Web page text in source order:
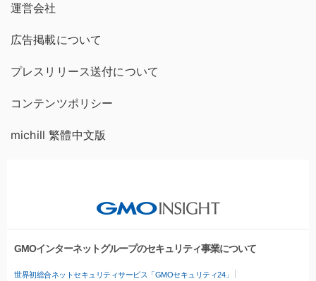
運営会社
広告掲載について
プレスリリース送付について
コンテンツポリシー
michill 繁體中文版
GMOインターネットグループのセキュリティ事業について
世界初総合ネットセキュリティサービス「GMOセキュリティ24」